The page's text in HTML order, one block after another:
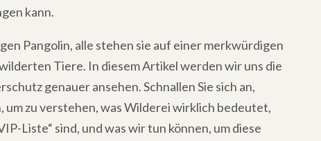
kann.
Pangolin, alle stehen sie auf einer merkwürdigen
Tiere. In diesem Artikel werden wir uns die
genauer ansehen. Schnallen Sie sich an,
zu verstehen, was Wilderei wirklich bedeutet,
Liste“ sind, und was wir tun können, um diese